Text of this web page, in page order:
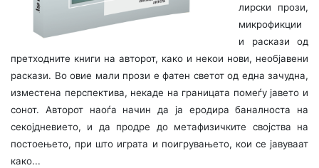
лирски прози,
микрофикции
и раскази од
претходните книги на авторот, како и некои нови, необјавени
раскази. Во овие мали прози е фатен светот од една зачудна,
изместена перспектива, некаде на границата помеѓу јавето и
сонот. Авторот наоѓа начин да ја еродира баналноста на
секојдневието, и да продре до метафизичките својства на
постоењето, при што играта и поигрувањето, кои се јавуваат
како...